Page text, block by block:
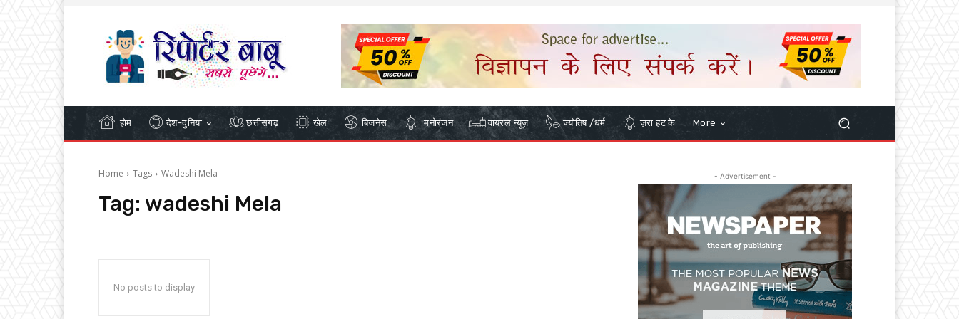
होम देश-दुनिया छत्तीसगढ़ खेल बिजनेस मनोरंजन वायरल न्यूज़ ज्योतिष /धर्म ज़रा हट के More
Home Tags Wadeshi Mela
Tag: wadeshi Mela
No posts to display
- Advertisement -